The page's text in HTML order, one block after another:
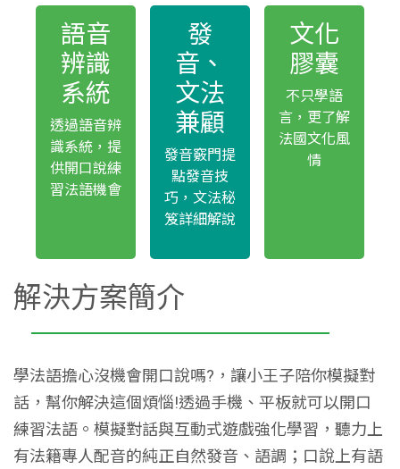
語音
辨識
系統
透過語音辨
識系統，提
供開口說練
習法語機會
發
音、
文法
兼顧
發音竅門提
點發音技
巧，文法秘
笈詳細解說
文化
膠囊
不只學語
言，更了解
法國文化風
情
解決方案簡介
學法語擔心沒機會開口說嗎?，讓小王子陪你模擬對
話，幫你解決這個煩惱!透過手機、平板就可以開口
練習法語。模擬對話與互動式遊戲強化學習，聽力上
有法籍專人配音的純正自然發音、語調；口說上有語